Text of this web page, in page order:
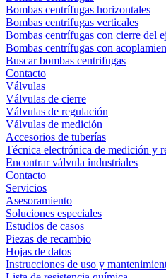
Bombas centrífugas horizontales
Bombas centrífugas verticales
Bombas centrífugas con cierre del
Bombas centrífugas con
Buscar bombas centrifugas
Contacto
Válvulas
Válvulas de cierre
Válvulas de regulación
Válvulas de medición
Accesorios de tuberías
Técnica electrónica de medición y
Encontrar válvula industriales
Contacto
Servicios
Asesoramiento
Soluciones especiales
Estudios de casos
Piezas de recambio
Hojas de datos
Instrucciones de uso y